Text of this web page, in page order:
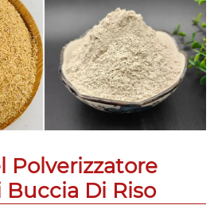
Polverizzatore
Di Riso